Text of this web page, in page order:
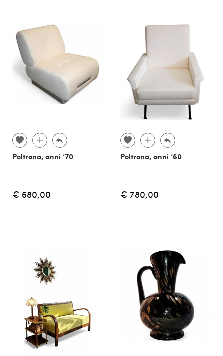
Poltrona, anni ’70
€ 680,00
Poltrona, anni ’60
€ 780,00